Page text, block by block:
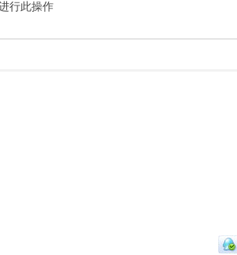
行此操作